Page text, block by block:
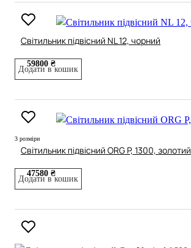
Світильник підвісний NL 12, чорний
59800 ₴
Додати в кошик
3 розміри
Світильник підвісний ORG P, 1300, золотий
47580 ₴
Додати в кошик